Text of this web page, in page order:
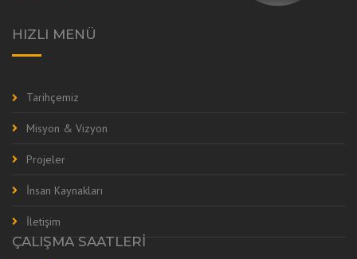
HIZLI MENÜ
Tarihçemiz
Misyon & Vizyon
Projeler
İnsan Kaynakları
İletişim
ÇALIŞMA SAATLERI